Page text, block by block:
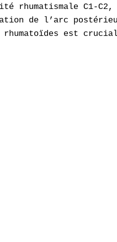
C1-C2,
de l’arc
rhumatoïdes est